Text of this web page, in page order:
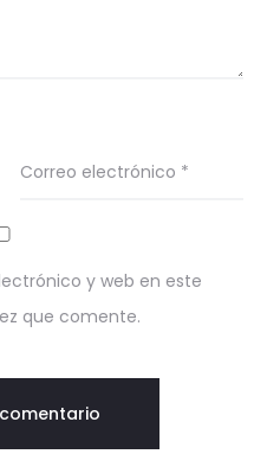
Correo electrónico *
y web en este
que comente.